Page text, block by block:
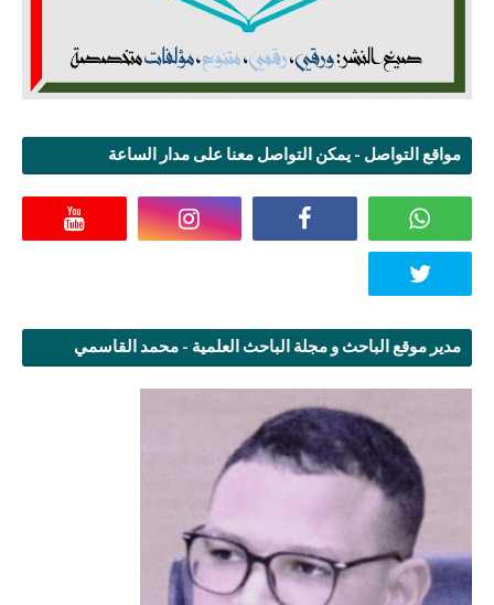
مواقع التواصل - يمكن التواصل معنا على مدار الساعة
مدير موقع الباحث و مجلة الباحث العلمية - محمد القاسمي